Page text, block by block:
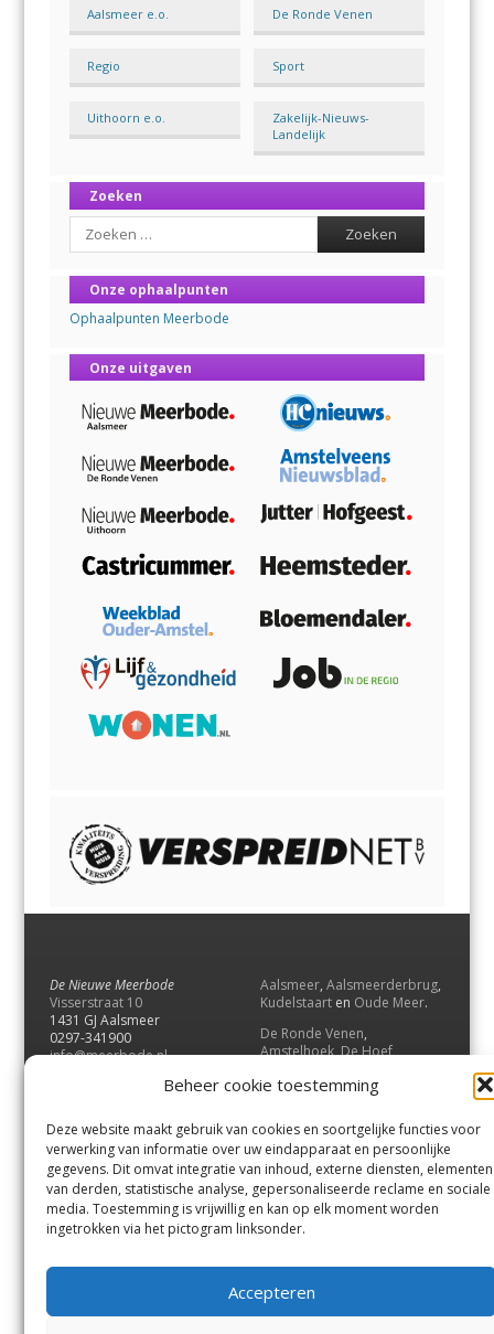
Beheer cookie toestemming
Deze website maakt gebruik van cookies en soortgelijke functies voor
verwerking van informatie over uw eindapparaat en persoonlijke
gegevens. Dit omvat integratie van inhoud, externe diensten, elementen
van derden, statistische analyse, gepersonaliseerde reclame en sociale
media. Toestemming is vrijwillig en kan op elk moment worden
ingetrokken via het pictogram linksonder.
Accepteren
Aalsmeer e.o. De Ronde Venen
Regio Sport
Uithoorn e.o.
Zakelijk-Nieuws-
Landelijk
Zoeken
Search
Onze ophaalpunten
Ophaalpunten Meerbode
Onze uitgaven
De Nieuwe Meerbode
Visserstraat 10
1431 GJ Aalsmeer
0297-341900
info@meerbode.nl
Aalsmeer, Aalsmeerderbrug,
Kudelstaart en Oude Meer.
De Ronde Venen,
Amstelhoek,De Hoef,
Vrouwenakker,Waverveen
UithoornenDe Kwakel.
Contact
Andere uitgaven
Bezorgklacht
Vacatures
Voorwaarden
Privacyverklaring